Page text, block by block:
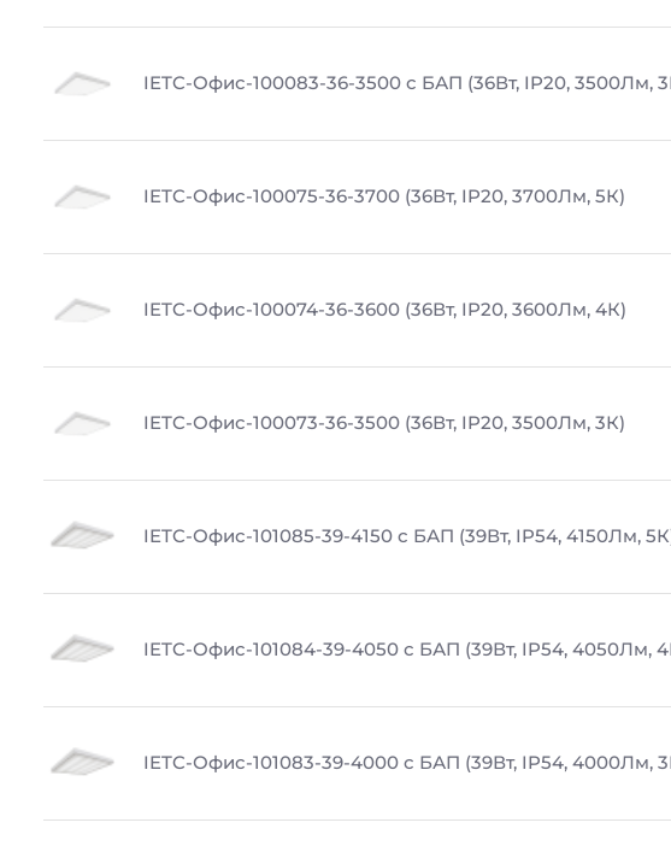
IETC-Офис-100083-36-3500 с БАП (36Вт, IP20, 3500Лм,
IETC-Офис-100075-36-3700 (36Вт, IP20, 3700Лм, 5К)
IETC-Офис-100074-36-3600 (36Вт, IP20, 3600Лм, 4К)
IETC-Офис-100073-36-3500 (36Вт, IP20, 3500Лм, 3К)
IETC-Офис-101085-39-4150 с БАП (39Вт, IP54, 4150Лм,
IETC-Офис-101084-39-4050 с БАП (39Вт, IP54, 4050Лм,
IETC-Офис-101083-39-4000 с БАП (39Вт, IP54, 4000Лм,